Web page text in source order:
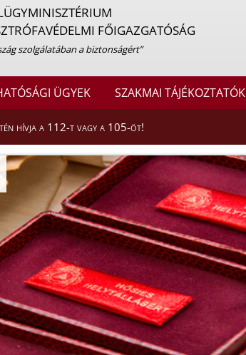
FŐIGAZGATÓSÁG
szolgálatában a biztonságért”
ÜGYEK SZAKMAI TÁJÉKOZTATÓK
hívja a 112-t vagy a 105-öt!